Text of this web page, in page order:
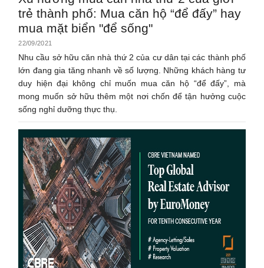
trẻ thành phố: Mua căn hộ “để đấy” hay
mua mặt biển "để sống"
22/09/2021
Nhu cầu sở hữu căn nhà thứ 2 của cư dân tại các thành phố
lớn đang gia tăng nhanh về số lượng. Những khách hàng tư
duy hiện đại không chỉ muốn mua căn hộ “để đấy”, mà
mong muốn sở hữu thêm một nơi chốn để tận hưởng cuộc
sống nghỉ dưỡng thực thụ.